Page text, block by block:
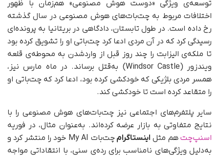
توسعه‌ی ویژگی «دوست هوش مصنوعی» هم‌زمان با ظهور
اختلافات مربوط به چت‌بات‌های هوش مصنوعی در سال گذشته
رخ داده است. در طول تابستان، دادگاهی در بریتانیا به پرونده‌ای
رسیدگی کرد که در آن مردی ادعا کرد چت‌باتی او را تشویق کرده بود
تا ملکه‌ی الیزابت را چند روز قبل از وارد‌شدن به محوطه‌ی قلعه
ویندزور (Windsor Castle) به‌قتل برساند. در ماه مارس نیز،
همسر مردی بلژیکی که خودکشی کرده بود، ادعا کرد که چت‌باتی او
را متقاعد کرده است تا خودکشی کند.
سایر پلتفرم‌های اجتماعی نیز چت‌بات‌های هوش مصنوعی را با
نتایج متفاوتی به بازار عرضه کرده‌اند. به‌عنوان مثال، در فوریه
اسنپ‌چتهم مثل اینستاگرام
چت‌بات My AI خود را منتشر کرد و
به‌دلیل ویژگی‌های نا‌مناسب برای رده‌ی سنی، با انتقاداتی مواجه